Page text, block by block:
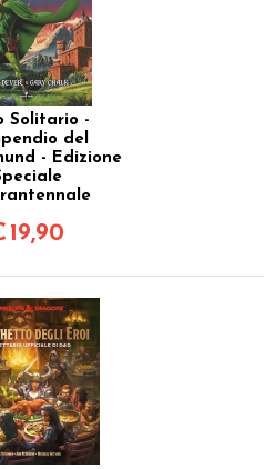
Solitario -
del
- Edizione
19,90